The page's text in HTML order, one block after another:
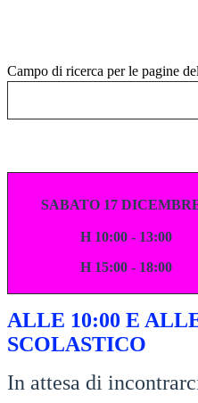
Campo di ricerca per le pagine
SABATO 17
H 10:00 - 13:00
H 15:00 - 18:00
ALLE 10:00 E
SCOLASTICO
In attesa di